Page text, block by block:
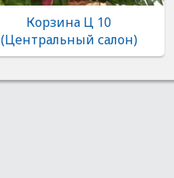
Корзина Ц 10
(Центральный салон)